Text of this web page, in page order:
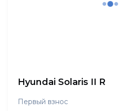
Hyundai Solaris II R
Первый взнос